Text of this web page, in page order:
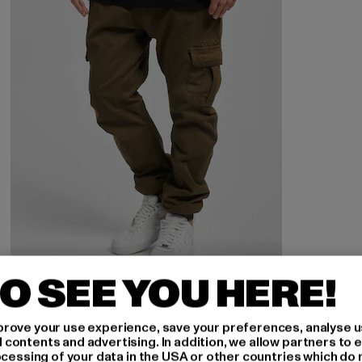
URBAN CLASSICS
Cargo
44,99 EUR
Ajankohtainen hinta: 44,99 EUR
59,99 EURKampanjahinta: 59,99 EUR
SEE YOU HERE!
your use experience, save your preferences, analyse
and advertising. In addition, we allow partners to
of your data in the USA or other countries which do